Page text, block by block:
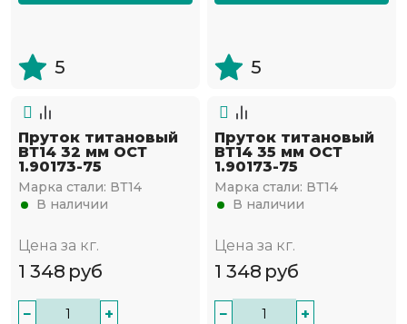
5 5
Пруток титановый
ВТ14 32 мм ОСТ
1.90173-75
Марка стали: ВТ14
В наличии
Цена за кг.
1 348 руб
− +
Пруток титановый
ВТ14 35 мм ОСТ
1.90173-75
Марка стали: ВТ14
В наличии
Цена за кг.
1 348 руб
− +